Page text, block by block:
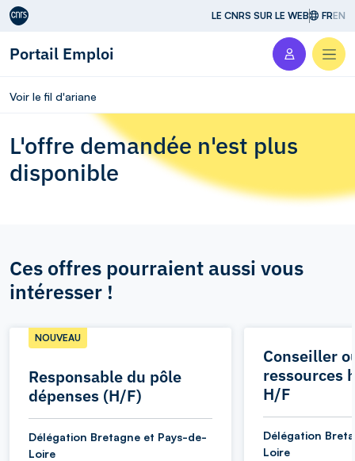
Aller au contenu LE CNRS SUR LE WEB FREN
Portail Emploi
Voir le fil d'ariane
L'offre demandée n'est plus
disponible
Ces offres pourraient aussi vous
intéresser !
Responsable du pôle
dépenses (H/F)
NOUVEAU
Délégation Bretagne et Pays-de-
Loire
Conseiller
ressources
H/F
Délégation
Loire